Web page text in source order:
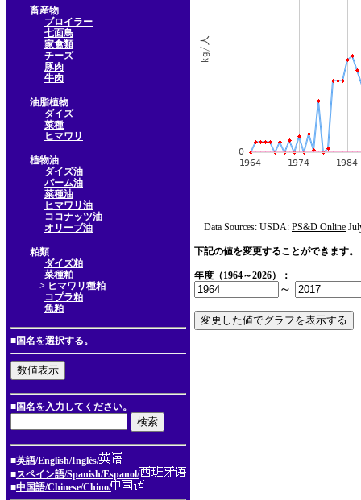
畜産物
ブロイラー
七面鳥
家禽類
チーズ
豚肉
牛肉
油脂植物
ダイズ
菜種
ヒマワリ
植物油
ダイズ油
パーム油
菜種油
ヒマワリ油
ココナッツ油
オリーブ油
粕類
ダイズ粕
菜種粕
> ヒマワリ種粕
コプラ粕
魚粕
■国名を選択する。
■国名を入力してください。
■英語/English/Inglés/
■スペイン語/Spanish/Espanol/
■中国語/Chinese/Chino/
Data Sources: USDA: PS&D Online
下記の値を変更することができます。
年度（1964～2026）：
～